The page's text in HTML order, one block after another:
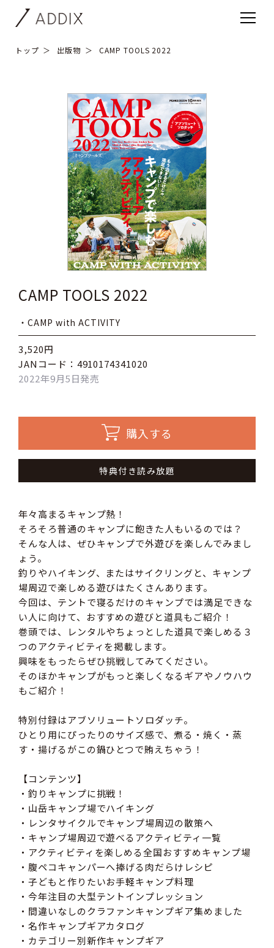
トップ 出版物 CAMP TOOLS 2022
CAMP TOOLS 2022
・CAMP with ACTIVITY
3,520円
JANコード：4910174341020
2022年9月5日発売
購入する
特典付き読み放題
年々高まるキャンプ熱！
そろそろ普通のキャンプに飽きた人もいるのでは？
そんな人は、ぜひキャンプで外遊びを楽しんでみまし
ょう。
釣りやハイキング、またはサイクリングと、キャンプ
場周辺で楽しめる遊びはたくさんあります。
今回は、テントで寝るだけのキャンプでは満足できな
い人に向けて、おすすめの遊びと道具もご紹介！
巻頭では、レンタルやちょっとした道具で楽しめる３
つのアクティビティを掲載します。
興味をもったらぜひ挑戦してみてください。
そのほかキャンプがもっと楽しくなるギアやノウハウ
もご紹介！
特別付録はアブソリュートソロダッチ。
ひとり用にぴったりのサイズ感で、煮る・焼く・蒸
す・揚げるがこの鍋ひとつで賄えちゃう！
【コンテンツ】
・釣りキャンプに挑戦！
・山岳キャンプ場でハイキング
・レンタサイクルでキャンプ場周辺の散策へ
・キャンプ場周辺で遊べるアクティビティ一覧
・アクティビティを楽しめる全国おすすめキャンプ場
・腹ペコキャンパーへ捧げる肉だらけレシピ
・子どもと作りたいお手軽キャンプ料理
・今年注目の大型テントインプレッション
・間違いなしのクラファンキャンプギア集めました
・名作キャンプギアカタログ
・カテゴリー別新作キャンプギア